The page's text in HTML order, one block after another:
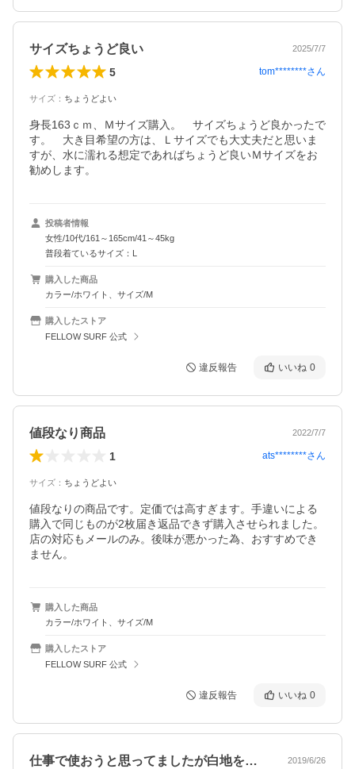
サイズちょうど良い 2025/7/7
5 tom********さん
サイズ ： ちょうどよい
身長163ｃｍ、Ｍサイズ購入。　サイズちょうど良かったで
す。　大き目希望の方は、Ｌサイズでも大丈夫だと思いま
すが、水に濡れる想定であればちょうど良いＭサイズをお
勧めします。
投稿者情報
女性/10代/161～165cm/41～45kg
普段着ているサイズ：L
購入した商品
カラー/ホワイト、サイズ/M
購入したストア
FELLOW SURF 公式
違反報告 いいね 0
値段なり商品 2022/7/7
1 ats********さん
サイズ ： ちょうどよい
値段なりの商品です。定価では高すぎます。手違いによる
購入で同じものが2枚届き返品できず購入させられました。
店の対応もメールのみ。後味が悪かった為、おすすめでき
ません。
購入した商品
カラー/ホワイト、サイズ/M
購入したストア
FELLOW SURF 公式
違反報告 いいね 0
仕事で使おうと思ってましたが白地を選ん… 2019/6/26